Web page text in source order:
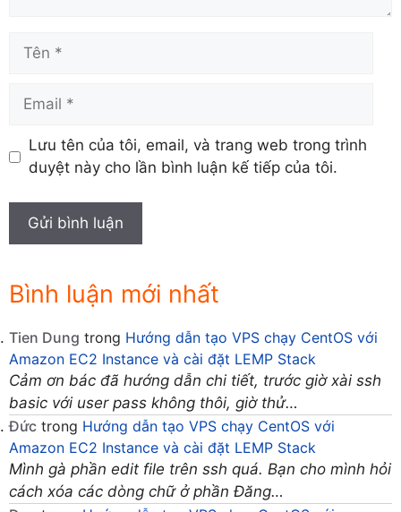
Tên
Email
Lưu tên của tôi, email, và trang web trong trình
duyệt này cho lần bình luận kế tiếp của tôi.
Bình luận mới nhất
Tien Dung trong Hướng dẫn tạo VPS chạy CentOS với
Amazon EC2 Instance và cài đặt LEMP Stack
Cảm ơn bác đã hướng dẫn chi tiết, trước giờ xài ssh
basic với user pass không thôi, giờ thử…
Đức trong Hướng dẫn tạo VPS chạy CentOS với
Amazon EC2 Instance và cài đặt LEMP Stack
Mình gà phần edit file trên ssh quá. Bạn cho mình hỏi
cách xóa các dòng chữ ở phần Đăng…